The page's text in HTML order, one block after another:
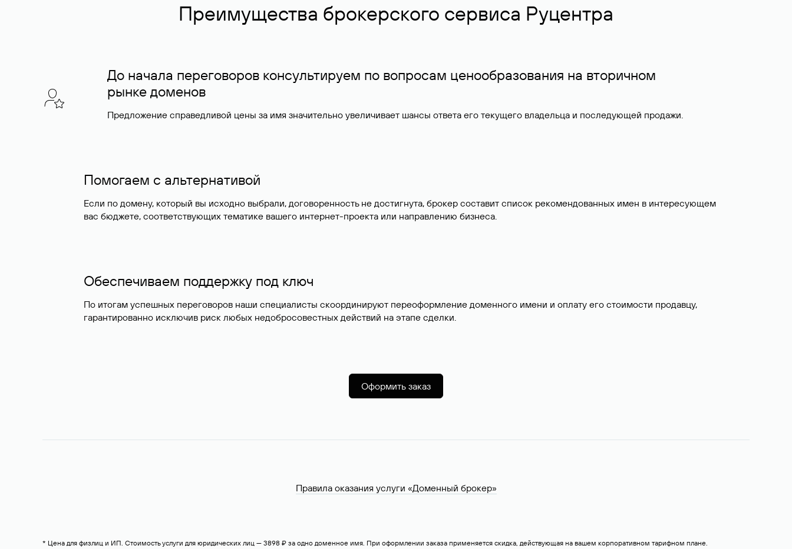
Преимущества брокерского сервиса Руцентра
До начала переговоров консультируем по вопросам ценообразования на вторичном
рынке доменов
Предложение справедливой цены за имя значительно увеличивает шансы ответа его текущего владельца и последующей продажи.
Помогаем с альтернативой
Если по домену, который вы исходно выбрали, договоренность не достигнута, брокер составит список рекомендованных имен в интересующем
вас бюджете, соответствующих тематике вашего интернет-проекта или направлению бизнеса.
Обеспечиваем поддержку под ключ
По итогам успешных переговоров наши специалисты скоординируют переоформление доменного имени и оплату его стоимости продавцу,
гарантированно исключив риск любых недобросовестных действий на этапе сделки.
Оформить заказ
Правила оказания услуги «Доменный брокер»
* Цена для физлиц и ИП. Стоимость услуги для юридических лиц — 3898 ₽ за одно доменное имя. При оформлении заказа применяется скидка, действующая на вашем корпоративном тарифном плане.